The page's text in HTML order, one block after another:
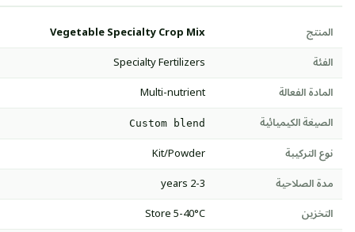
المنتج
Vegetable Specialty Crop Mix
الفئة
Specialty Fertilizers
المادة الفعالة
Multi-nutrient
الصيغة الكيميائية
Custom blend
نوع التركيبة
Kit/Powder
مدة الصلاحية
2-3 years
التخزين
Store 5-40°C